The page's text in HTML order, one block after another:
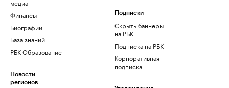
медиа
Финансы
Биографии
База знаний
РБК Образование
Новости
регионов
Подписки
Скрыть баннеры
на РБК
Подписка на РБК
Корпоративная
подписка